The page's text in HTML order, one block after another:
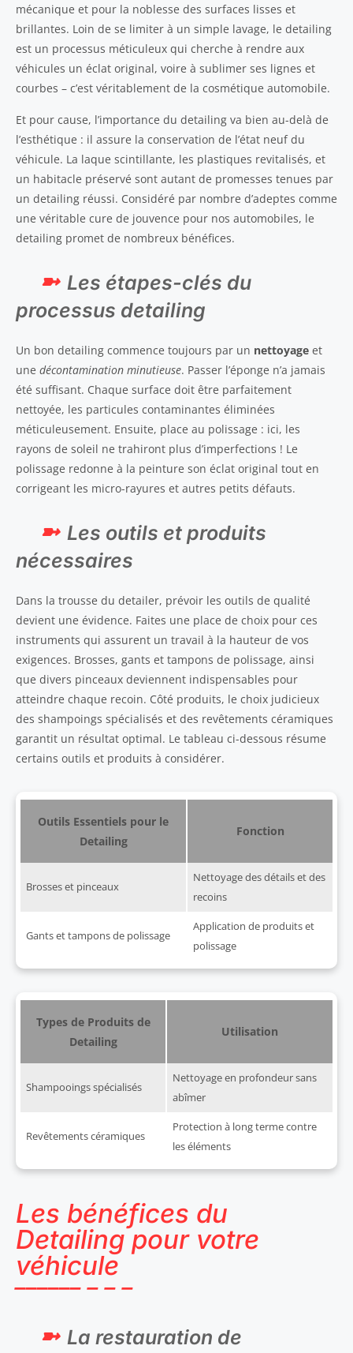
mécanique et pour la noblesse des surfaces lisses et
brillantes. Loin de se limiter à un simple lavage, le detailing
est un processus méticuleux qui cherche à rendre aux
véhicules un éclat original, voire à sublimer ses lignes et
courbes – c’est véritablement de la cosmétique automobile.
Et pour cause, l’importance du detailing va bien au-delà de
l’esthétique : il assure la conservation de l’état neuf du
véhicule. La laque scintillante, les plastiques revitalisés, et
un habitacle préservé sont autant de promesses tenues par
un detailing réussi. Considéré par nombre d’adeptes comme
une véritable cure de jouvence pour nos automobiles, le
detailing promet de nombreux bénéfices.
Les étapes-clés du
processus detailing
Un bon detailing commence toujours par un nettoyage et
une décontamination minutieuse. Passer l’éponge n’a jamais
été suffisant. Chaque surface doit être parfaitement
nettoyée, les particules contaminantes éliminées
méticuleusement. Ensuite, place au polissage : ici, les
rayons de soleil ne trahiront plus d’imperfections ! Le
polissage redonne à la peinture son éclat original tout en
corrigeant les micro-rayures et autres petits défauts.
Les outils et produits
nécessaires
Dans la trousse du detailer, prévoir les outils de qualité
devient une évidence. Faites une place de choix pour ces
instruments qui assurent un travail à la hauteur de vos
exigences. Brosses, gants et tampons de polissage, ainsi
que divers pinceaux deviennent indispensables pour
atteindre chaque recoin. Côté produits, le choix judicieux
des shampoings spécialisés et des revêtements céramiques
garantit un résultat optimal. Le tableau ci-dessous résume
certains outils et produits à considérer.
Outils Essentiels pour le
Detailing
Fonction
Brosses et pinceaux
Nettoyage des détails et des
recoins
Gants et tampons de polissage
Application de produits et
polissage
Types de Produits de
Detailing
Utilisation
Shampooings spécialisés
Nettoyage en profondeur sans
abîmer
Revêtements céramiques
Protection à long terme contre
les éléments
Les bénéfices du
Detailing pour votre
véhicule
La restauration de